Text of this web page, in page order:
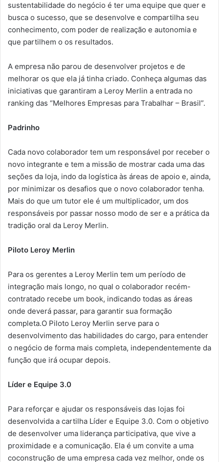
sustentabilidade do negócio é ter uma equipe que quer e
busca o sucesso, que se desenvolve e compartilha seu
conhecimento, com poder de realização e autonomia e
que partilhem o os resultados.
A empresa não parou de desenvolver projetos e de
melhorar os que ela já tinha criado. Conheça algumas das
iniciativas que garantiram a Leroy Merlin a entrada no
ranking das “Melhores Empresas para Trabalhar – Brasil”.
Padrinho
Cada novo colaborador tem um responsável por receber o
novo integrante e tem a missão de mostrar cada uma das
seções da loja, indo da logística às áreas de apoio e, ainda,
por minimizar os desafios que o novo colaborador tenha.
Mais do que um tutor ele é um multiplicador, um dos
responsáveis por passar nosso modo de ser e a prática da
tradição oral da Leroy Merlin.
Piloto Leroy Merlin
Para os gerentes a Leroy Merlin tem um período de
integração mais longo, no qual o colaborador recém-
contratado recebe um book, indicando todas as áreas
onde deverá passar, para garantir sua formação
completa.O Piloto Leroy Merlin serve para o
desenvolvimento das habilidades do cargo, para entender
o negócio de forma mais completa, independentemente da
função que irá ocupar depois.
Líder e Equipe 3.0
Para reforçar e ajudar os responsáveis das lojas foi
desenvolvida a cartilha Líder e Equipe 3.0. Com o objetivo
de desenvolver uma liderança participativa, que vive a
proximidade e a comunicação. Ela é um convite a uma
coconstrução de uma empresa cada vez melhor, onde os